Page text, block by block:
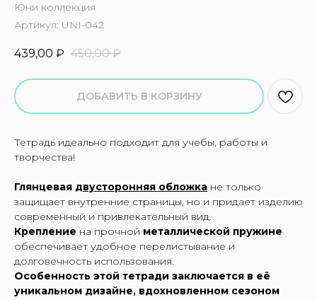
Юни коллекция
Артикул: UNI-042
439,00 ₽ 450,00 ₽
ДОБАВИТЬ В КОРЗИНУ
Тетрадь идеально подходит для учебы, работы и
творчества!
Глянцевая двусторонняя обложка не только
защищает внутренние страницы, но и придает изделию
современный и привлекательный вид.
Крепление на прочной металлической пружине
обеспечивает удобное перелистывание и
долговечность использования.
Особенность этой тетради заключается в её
уникальном дизайне, вдохновленном сезоном